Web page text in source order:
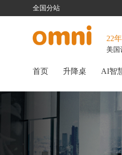
全国分站
22
美国
首页 升降桌 AI智